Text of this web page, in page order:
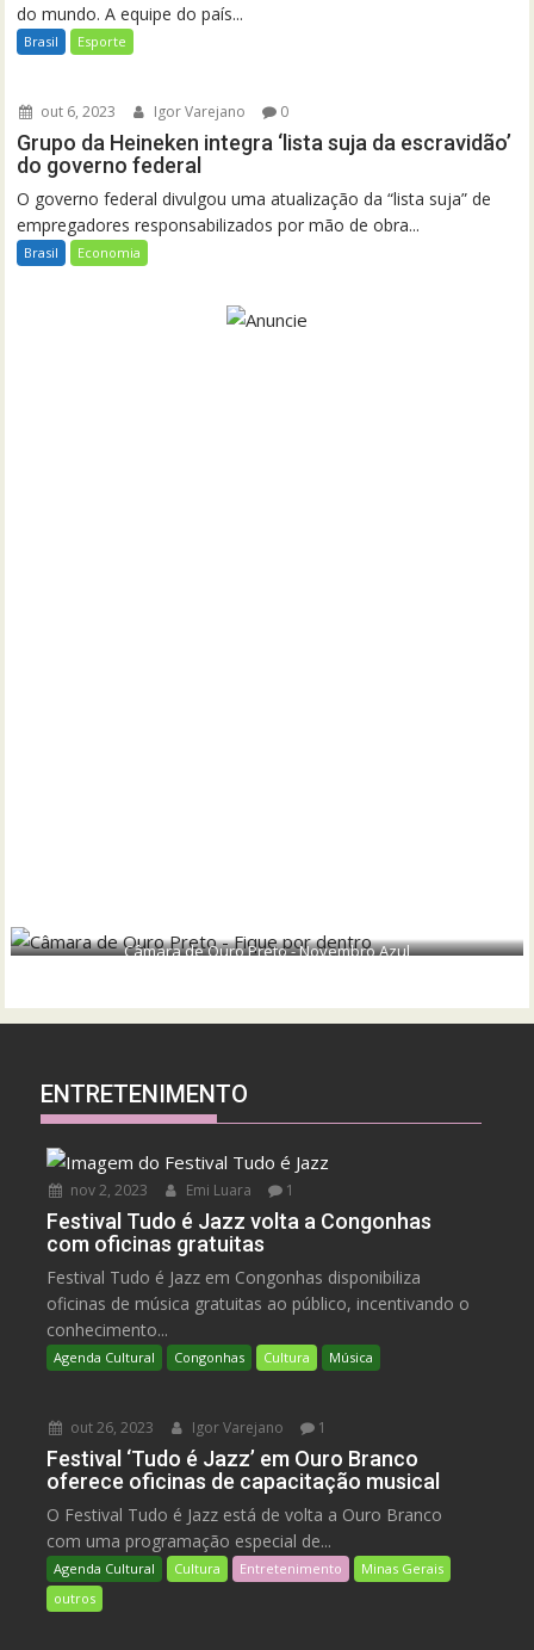
do mundo. A equipe do país...
Brasil Esporte
out 6, 2023 Igor Varejano 0
Grupo da Heineken integra ‘lista suja da escravidão’
do governo federal
O governo federal divulgou uma atualização da “lista suja” de
empregadores responsabilizados por mão de obra...
Brasil Economia
Câmara de Ouro Preto - Novembro Azul
ENTRETENIMENTO
nov 2, 2023 Emi Luara 1
Festival Tudo é Jazz volta a Congonhas
com oficinas gratuitas
Festival Tudo é Jazz em Congonhas disponibiliza
oficinas de música gratuitas ao público, incentivando o
conhecimento...
Agenda Cultural Congonhas Cultura Música
out 26, 2023 Igor Varejano 1
Festival ‘Tudo é Jazz’ em Ouro Branco
oferece oficinas de capacitação musical
O Festival Tudo é Jazz está de volta a Ouro Branco
com uma programação especial de...
Agenda Cultural Cultura Entretenimento
Minas Gerais
outros